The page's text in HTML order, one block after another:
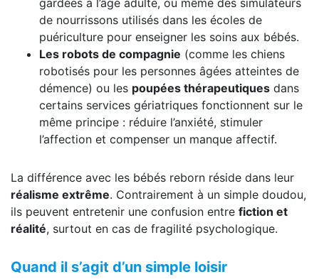
gardées à l’âge adulte, ou même des simulateurs
de nourrissons utilisés dans les écoles de
puériculture pour enseigner les soins aux bébés.
Les robots de compagnie (comme les chiens
robotisés pour les personnes âgées atteintes de
démence) ou les poupées thérapeutiques dans
certains services gériatriques fonctionnent sur le
même principe : réduire l’anxiété, stimuler
l’affection et compenser un manque affectif.
La différence avec les bébés reborn réside dans leur
réalisme extrême. Contrairement à un simple doudou,
ils peuvent entretenir une confusion entre fiction et
réalité, surtout en cas de fragilité psychologique.
Quand il s’agit d’un simple loisir